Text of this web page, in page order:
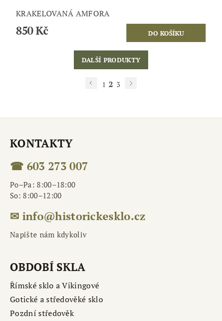
KRAKELOVANÁ AMFORA
850 Kč
DALŠÍ PRODUKTY
1 2 3
KONTAKTY
☎ 603 273 007
Po–Pa: 8:00–18:00
So: 8:00–12:00
✉ info@historickesklo.cz
Napište nám kdykoliv
OBDOBÍ SKLA
Římské sklo a Vikingové
Gotické a středověké sklo
Pozdní středověk